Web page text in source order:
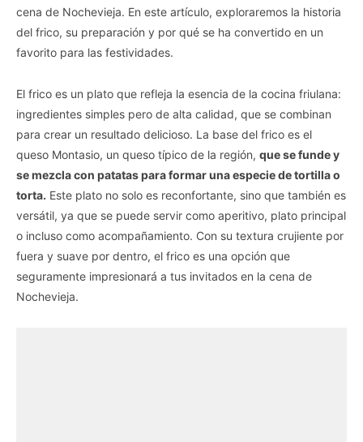
cena de Nochevieja. En este artículo, exploraremos la historia
del frico, su preparación y por qué se ha convertido en un
favorito para las festividades.
El frico es un plato que refleja la esencia de la cocina friulana:
ingredientes simples pero de alta calidad, que se combinan
para crear un resultado delicioso. La base del frico es el
queso Montasio, un queso típico de la región, que se funde y
se mezcla con patatas para formar una especie de tortilla o
torta. Este plato no solo es reconfortante, sino que también es
versátil, ya que se puede servir como aperitivo, plato principal
o incluso como acompañamiento. Con su textura crujiente por
fuera y suave por dentro, el frico es una opción que
seguramente impresionará a tus invitados en la cena de
Nochevieja.